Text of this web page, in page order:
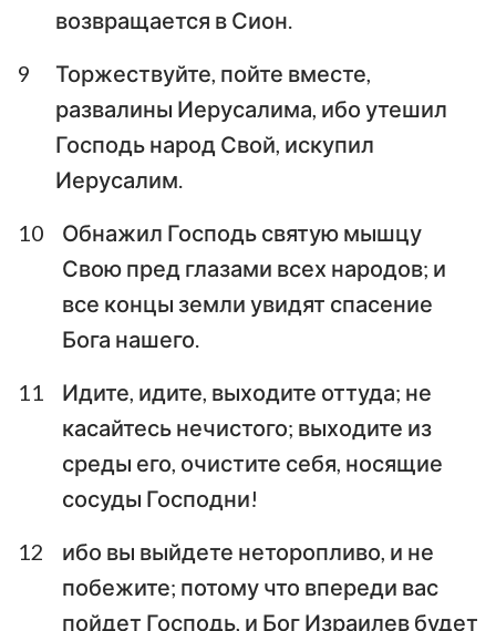
1 2 3 4 5 6
7
возвращается в Сион.
9
Торжествуйте, пойте вместе,
развалины Иерусалима, ибо утешил
Господь народ Свой, искупил
Иерусалим.
10
Обнажил Господь святую мышцу
Свою пред глазами всех народов; и
все концы земли увидят спасение
Бога нашего.
11
Идите, идите, выходите оттуда; не
касайтесь нечистого; выходите из
среды его, очистите себя, носящие
сосуды Господни!
12
ибо вы выйдете неторопливо, и не
побежите; потому что впереди вас
пойдет Господь, и Бог Израилев будет